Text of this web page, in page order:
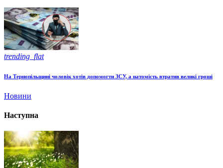
trending_flat
На Тернопільщині чоловік хотів допомогти ЗСУ, а натомість втратив великі гроші
Новини
Наступна